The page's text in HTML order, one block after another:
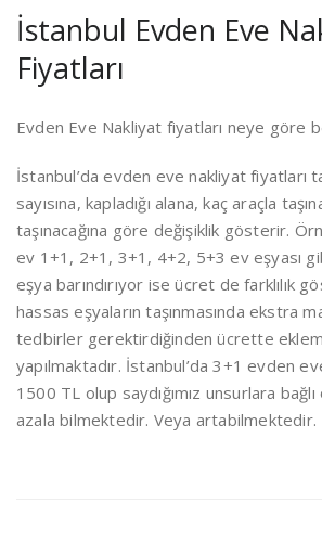
İstanbul Evden Eve
Fiyatları
Evden Eve Nakliyat fiyatları neye göre
İstanbul’da evden eve nakliyat fiyatları
sayısına, kapladığı alana, kaç araçla
taşınacağına göre değişiklik gösterir.
ev 1+1, 2+1, 3+1, 4+2, 5+3 ev eşyası
eşya barındırıyor ise ücret de farklılık
hassas eşyaların taşınmasında ekstra
tedbirler gerektirdiğinden ücrette
yapılmaktadır. İstanbul’da 3+1 evden
1500 TL olup saydığımız unsurlara
azala bilmektedir. Veya artabilmektedir.